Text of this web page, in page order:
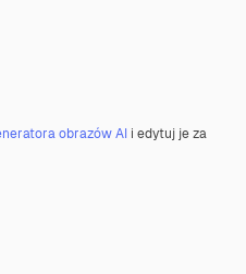
obrazów AI i edytuj je za